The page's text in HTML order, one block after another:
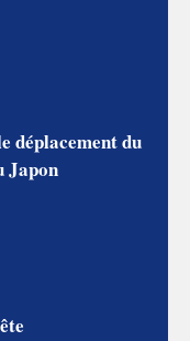
déplacement du
Japon